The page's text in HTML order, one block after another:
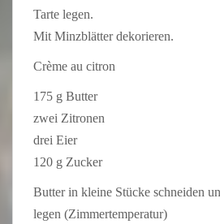
Tarte legen.
Mit Minzblätter dekorieren.
Crème au citron
175 g Butter
zwei Zitronen
drei Eier
120 g Zucker
Butter in kleine Stücke schneiden
legen (Zimmertemperatur)